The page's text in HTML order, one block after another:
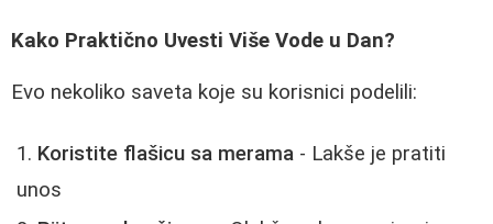
Kako Praktično Uvesti Više Vode u Dan?
Evo nekoliko saveta koje su korisnici podelili:
Koristite flašicu sa merama - Lakše je pratiti
unos